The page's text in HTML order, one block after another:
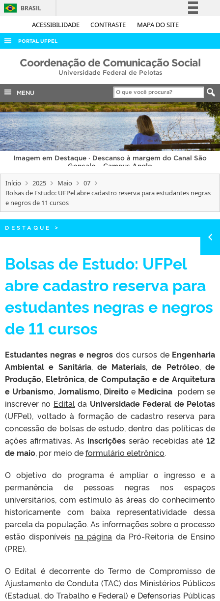
ACESSIBILIDADE CONTRASTE MAPA DO SITE
BRASIL
Simplifique!
Acesso à informação
Legislação
Canais
PORTAL UFPEL
ACESSO À INFORMAÇÃO
COBALTO
CONCURSOS
EDITAIS
INTERNACIONAL
OUVIDORIA
PORTARIAS
TELEFONES
Coordenação de Comunicação Social
Universidade Federal de Pelotas
MENU
Imagem em Destaque · Descanso à margem do Canal São
Gonçalo – Campus Anglo
Início 2025 Maio
07
Bolsas de Estudo: UFPel abre cadastro reserva para estudantes negras
e negros de 11 cursos
DESTAQUE >
Bolsas de Estudo: UFPel
abre cadastro reserva para
estudantes negras e negros
de 11 cursos
Estudantes negras e negros dos cursos de Engenharia
Ambiental e Sanitária, de Materiais,de Petróleo,de
Produção, Eletrônica, de Computação e de Arquitetura
e Urbanismo, Jornalismo, Direito e Medicina podem se
inscrever no Editalda Universidade Federal de Pelotas
(UFPel), voltado à formação de cadastro reserva para
concessão de bolsas de estudo, dentro das políticas de
ações afirmativas. As inscrições serão recebidas até 12
de maio, por meio deformulário eletrônico.
O objetivo do programa é ampliar o ingresso e a
permanência de pessoas negras nos espaços
universitários, com estímulo às áreas do conhecimento
historicamente com baixa representatividade dessa
parcela da população. As informações sobre o processo
estão disponíveis na página da Pró-Reitoria de Ensino
(PRE).
O Edital é decorrente do Termo de Compromisso de
Ajustamento de Conduta (TAC) dos Ministérios Públicos
(Estadual, do Trabalho e Federal) e Defensorias Públicas